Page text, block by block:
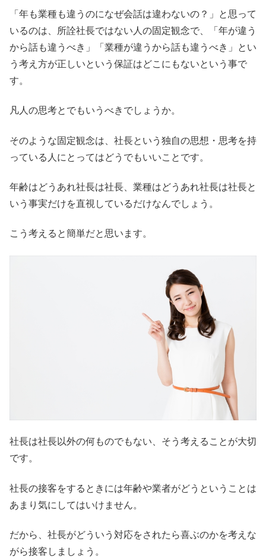
「年も業種も違うのになぜ会話は違わないの？」と思って
いるのは、所詮社長ではない人の固定観念で、「年が違う
から話も違うべき」「業種が違うから話も違うべき」とい
う考え方が正しいという保証はどこにもないという事で
す。
凡人の思考とでもいうべきでしょうか。
そのような固定観念は、社長という独自の思想・思考を持
っている人にとってはどうでもいいことです。
年齢はどうあれ社長は社長、業種はどうあれ社長は社長と
いう事実だけを直視しているだけなんでしょう。
こう考えると簡単だと思います。
社長は社長以外の何ものでもない、そう考えることが大切
です。
社長の接客をするときには年齢や業者がどうということは
あまり気にしてはいけません。
だから、社長がどういう対応をされたら喜ぶのかを考えな
がら接客しましょう。